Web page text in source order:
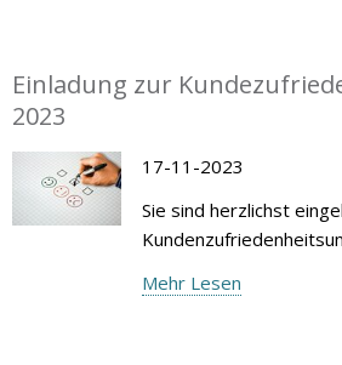
Einladung zur
2023
17-11-2023
Sie sind herzlichst
Mehr Lesen